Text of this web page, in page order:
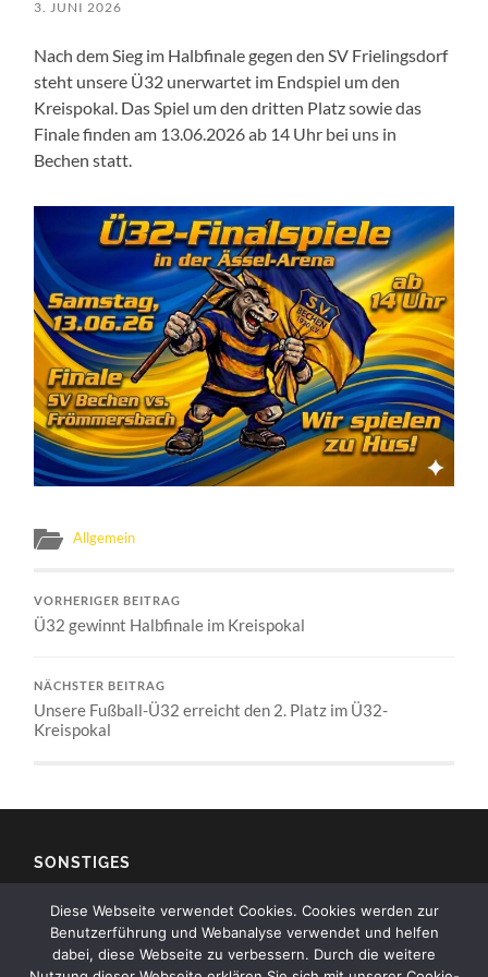
3. JUNI 2026
Nach dem Sieg im Halbfinale gegen den SV Frielingsdorf
steht unsere Ü32 unerwartet im Endspiel um den
Kreispokal. Das Spiel um den dritten Platz sowie das
Finale finden am 13.06.2026 ab 14 Uhr bei uns in
Bechen statt.
Allgemein
VORHERIGER BEITRAG
Ü32 gewinnt Halbfinale im Kreispokal
NÄCHSTER BEITRAG
Unsere Fußball-Ü32 erreicht den 2. Platz im Ü32-
Kreispokal
SONSTIGES
Impressum
Kontakt
Diese Webseite verwendet Cookies. Cookies werden zur
Benutzerführung und Webanalyse verwendet und helfen
dabei, diese Webseite zu verbessern. Durch die weitere